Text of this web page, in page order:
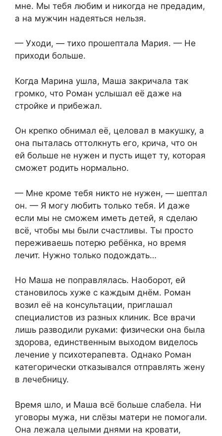
мне. Мы тебя любим и никогда не предадим,
а на мужчин надеяться нельзя.
— Уходи, — тихо прошептала Мария. — Не
приходи больше.
Когда Марина ушла, Маша закричала так
громко, что Роман услышал её даже на
стройке и прибежал.
Он крепко обнимал её, целовал в макушку, а
она пыталась оттолкнуть его, крича, что он
ей больше не нужен и пусть ищет ту, которая
сможет родить нормально.
— Мне кроме тебя никто не нужен, — шептал
он. — Я могу любить только тебя. И даже
если мы не сможем иметь детей, я сделаю
всё, чтобы мы были счастливы. Ты просто
переживаешь потерю ребёнка, но время
лечит. Нужно только подождать…
Но Маша не поправлялась. Наоборот, ей
становилось хуже с каждым днём. Роман
возил её на консультации, приглашал
специалистов из разных клиник. Все врачи
лишь разводили руками: физически она была
здорова, единственным выходом виделось
лечение у психотерапевта. Однако Роман
категорически отказывался отправлять жену
в лечебницу.
Время шло, и Маша всё больше слабела. Ни
уговоры мужа, ни слёзы матери не помогали.
Она лежала целыми днями на кровати,